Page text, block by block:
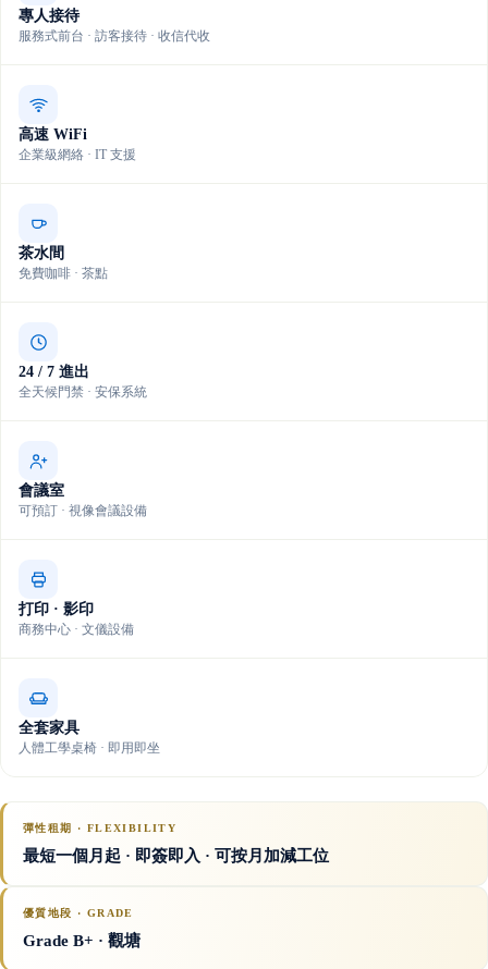
專人接待
服務式前台 · 訪客接待 · 收信代收
高速 WiFi
企業級網絡 · IT 支援
茶水間
免費咖啡 · 茶點
24 / 7 進出
全天候門禁 · 安保系統
會議室
可預訂 · 視像會議設備
打印 · 影印
商務中心 · 文儀設備
全套家具
人體工學桌椅 · 即用即坐
彈性租期 · FLEXIBILITY
最短一個月起 · 即簽即入 · 可按月加減工位
優質地段 · GRADE
Grade B+ · 觀塘